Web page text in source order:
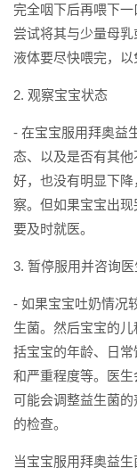
完全咽下后再喂下
尝试将其与少量母
液体要尽快喂完，以
2. 观察宝宝状态
- 在宝宝服用拜奥益
态、以及是否有其
好，也没有明显下
察。但如果宝宝出
要及时就医。
3. 暂停服用并咨询医
- 如果宝宝吐奶情况
生菌。然后宝宝的
括宝宝的年龄、日
和严重程度等。医生
可能会调整益生菌
的检查。
当宝宝服用拜奥益